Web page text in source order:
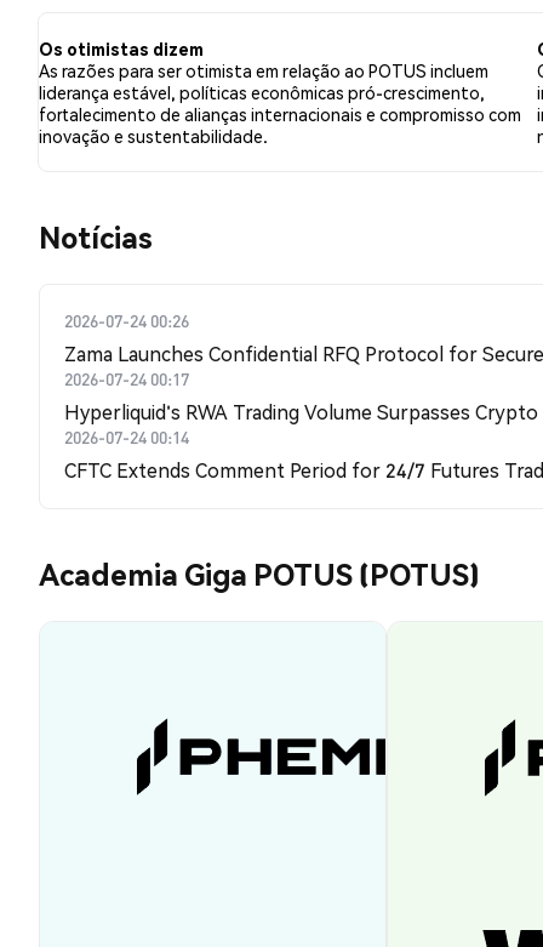
Os otimistas dizem
As razões para ser otimista em relação ao POTUS incluem
liderança estável, políticas econômicas pró-crescimento,
fortalecimento de alianças internacionais e compromisso com
inovação e sustentabilidade.
​​Notícias​​
2026-07-24 00:26
Zama Launches Confidential RFQ Protocol for
2026-07-24 00:17
Hyperliquid's RWA Trading Volume Surpasses
2026-07-24 00:14
CFTC Extends Comment Period for 24/7 Futures
Academia Giga POTUS (POTUS)